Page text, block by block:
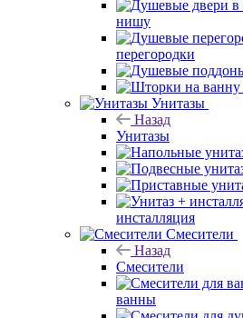
нишу
перегородки
Унитазы
Назад
Унитазы
инсталляция
Смесители
Назад
Смесители
ванны